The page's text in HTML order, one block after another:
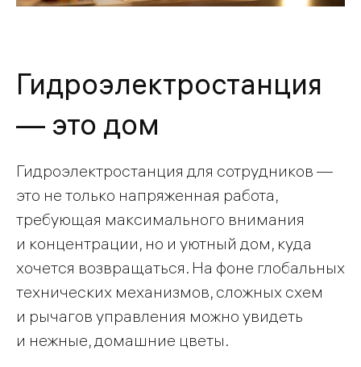
Гидроэлектростанция
— это дом
Гидроэлектростанция для сотрудников —
это не только напряженная работа,
требующая максимального внимания
и концентрации, но и уютный дом, куда
хочется возвращаться. На фоне глобальных
технических механизмов, сложных схем
и рычагов управления можно увидеть
и нежные, домашние цветы.